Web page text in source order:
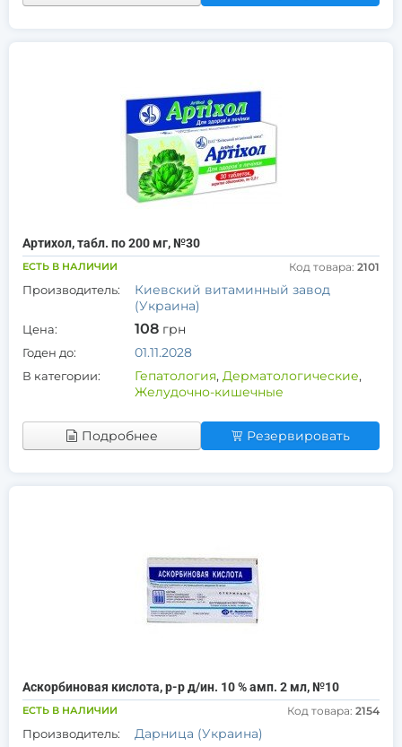
Артихол, табл. по 200 мг, №30
ЕСТЬ В НАЛИЧИИ Код товара: 2101
Производитель:
Киевский витаминный завод
(Украина)
Цена: 108 грн
Годен до: 01.11.2028
В категории: Гепатология, Дерматологические,
Желудочно-кишечные
Подробнее Резервировать
Аскорбиновая кислота, р-р д/ин. 10 % амп. 2 мл, №10
ЕСТЬ В НАЛИЧИИ Код товара: 2154
Производитель: Дарница (Украина)